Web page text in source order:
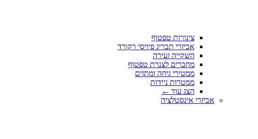
צינורות טפטוף
אביזרי תבריג פיויסי רקורד
השקייה זעירה
מחברים לצנרת טפטוף
ממטירי גיחה ומתזים
ממטרות ניידות
הצג עוד ←
אביזרי אינסטלציה